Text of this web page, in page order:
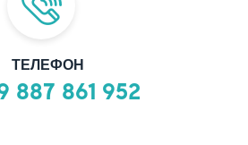
ТЕЛЕФОН
887 861 952